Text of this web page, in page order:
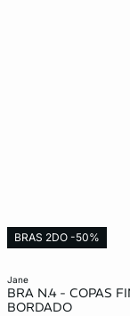
jane
BRA N.4 - COPAS
BORDADO
BRAS 2DO -50%